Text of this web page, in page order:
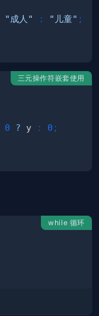
"成人" : "儿童" ;
三元操作符嵌套使用
0 ? y : 0 ;
while 循环